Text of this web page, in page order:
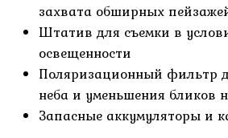
захвата обширных
Штатив для съемки в
освещенности
Поляризационный фильтр
неба и уменьшения бликов
Запасные аккумуляторы и